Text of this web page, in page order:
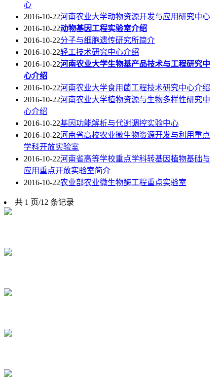
心
2016-10-22河南农业大学动物资源开发与应用研究中心
2016-10-22动物基因工程实验室介绍
2016-10-22分子与细胞遗传研究所简介
2016-10-22轻工技术研究中心介绍
2016-10-22河南农业大学生物基产品技术与工程研究中
心介绍
2016-10-22河南农业大学食用菌工程技术研究中心介绍
2016-10-22河南农业大学植物资源与生物多样性研究中
心介绍
2016-10-22基因功能解析与代谢调控实验中心
2016-10-22河南省高校农业微生物资源开发与利用重点
学科开放实验室
2016-10-22河南省高等学校重点学科转基因植物基础与
应用重点开放实验室简介
2016-10-22农业部农业微生物酶工程重点实验室
共 1 页/12 条记录